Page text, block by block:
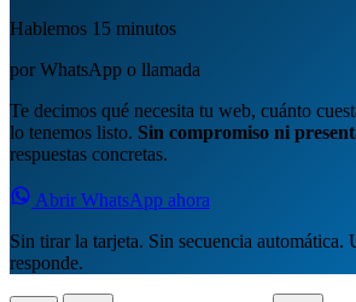
Hablemos 15 minutos
por WhatsApp o llamada
Te decimos qué necesita tu web, cuánto
lo tenemos listo. Sin compromiso ni
respuestas concretas.
Abrir WhatsApp ahora
Sin tirar la tarjeta. Sin secuencia automática.
responde.